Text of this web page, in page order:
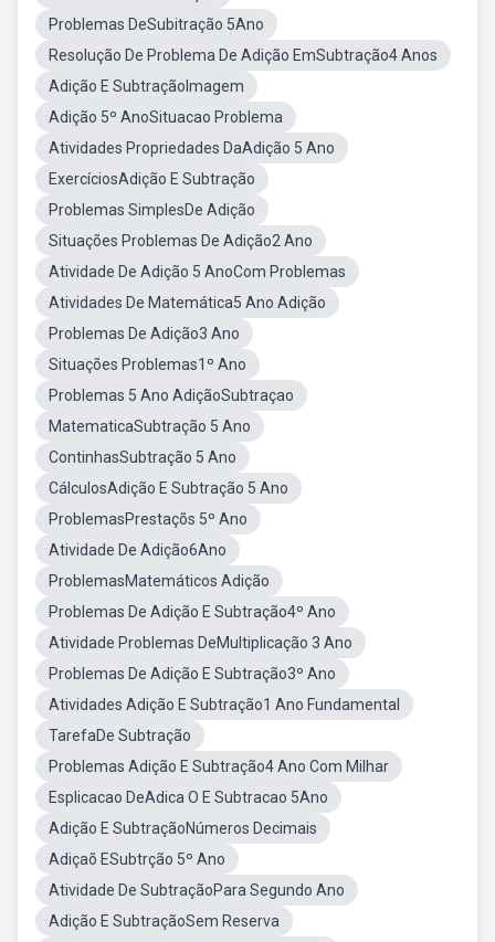
Problemas DeSubitração 5Ano
Resolução De Problema De Adição EmSubtração4 Anos
Adição E SubtraçãoImagem
Adição 5º AnoSituacao Problema
Atividades Propriedades DaAdição 5 Ano
ExercíciosAdição E Subtração
Problemas SimplesDe Adição
Situações Problemas De Adição2 Ano
Atividade De Adição 5 AnoCom Problemas
Atividades De Matemática5 Ano Adição
Problemas De Adição3 Ano
Situações Problemas1º Ano
Problemas 5 Ano AdiçãoSubtraçao
MatematicaSubtração 5 Ano
ContinhasSubtração 5 Ano
CálculosAdição E Subtração 5 Ano
ProblemasPrestaçõs 5º Ano
Atividade De Adição6Ano
ProblemasMatemáticos Adição
Problemas De Adição E Subtração4º Ano
Atividade Problemas DeMultiplicação 3 Ano
Problemas De Adição E Subtração3º Ano
Atividades Adição E Subtração1 Ano Fundamental
TarefaDe Subtração
Problemas Adição E Subtração4 Ano Com Milhar
Esplicacao DeAdica O E Subtracao 5Ano
Adição E SubtraçãoNúmeros Decimais
Adiçaõ ESubtrção 5º Ano
Atividade De SubtraçãoPara Segundo Ano
Adição E SubtraçãoSem Reserva